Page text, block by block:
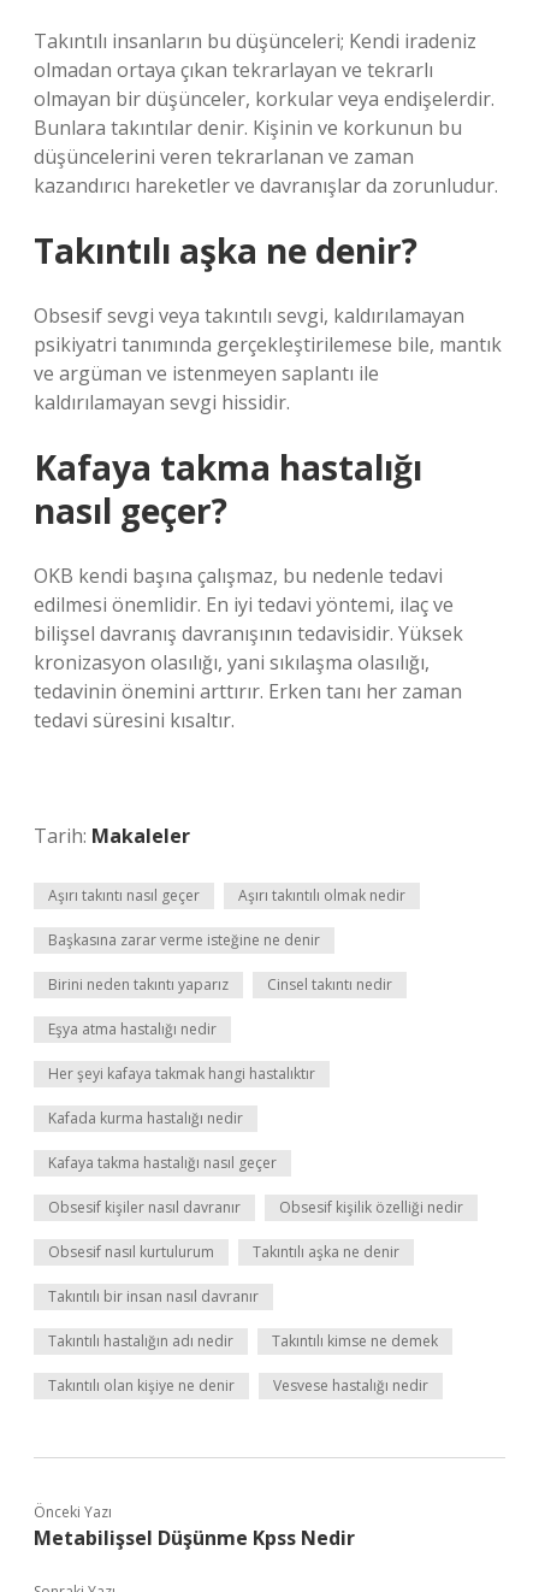
Takıntılı insanların bu düşünceleri; Kendi iradeniz
olmadan ortaya çıkan tekrarlayan ve tekrarlı
olmayan bir düşünceler, korkular veya endişelerdir.
Bunlara takıntılar denir. Kişinin ve korkunun bu
düşüncelerini veren tekrarlanan ve zaman
kazandırıcı hareketler ve davranışlar da zorunludur.
Takıntılı aşka ne denir?
Obsesif sevgi veya takıntılı sevgi, kaldırılamayan
psikiyatri tanımında gerçekleştirilemese bile, mantık
ve argüman ve istenmeyen saplantı ile
kaldırılamayan sevgi hissidir.
Kafaya takma hastalığı
nasıl geçer?
OKB kendi başına çalışmaz, bu nedenle tedavi
edilmesi önemlidir. En iyi tedavi yöntemi, ilaç ve
bilişsel davranış davranışının tedavisidir. Yüksek
kronizasyon olasılığı, yani sıkılaşma olasılığı,
tedavinin önemini arttırır. Erken tanı her zaman
tedavi süresini kısaltır.
Tarih: Makaleler
Aşırı takıntı nasıl geçer Aşırı takıntılı olmak nedir
Başkasına zarar verme isteğine ne denir
Birini neden takıntı yaparız Cinsel takıntı nedir
Eşya atma hastalığı nedir
Her şeyi kafaya takmak hangi hastalıktır
Kafada kurma hastalığı nedir
Kafaya takma hastalığı nasıl geçer
Obsesif kişiler nasıl davranır Obsesif kişilik özelliği nedir
Obsesif nasıl kurtulurum Takıntılı aşka ne denir
Takıntılı bir insan nasıl davranır
Takıntılı hastalığın adı nedir Takıntılı kimse ne demek
Takıntılı olan kişiye ne denir Vesvese hastalığı nedir
Önceki Yazı
Metabilişsel Düşünme Kpss Nedir